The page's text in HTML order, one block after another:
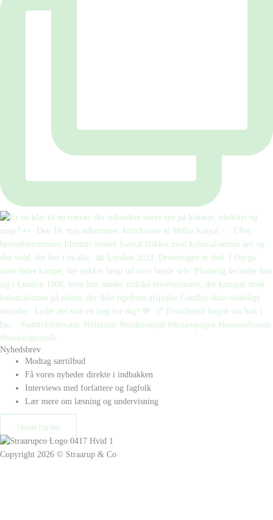
Nyhedsbrev
Modtag særtilbud
Få vores nyheder direkte i indbakken
Interviews med forfattere og fagfolk
Lær mere om læsning og undervisning
Tilmeld Dig Her
Copyright 2026 © Straarup & Co